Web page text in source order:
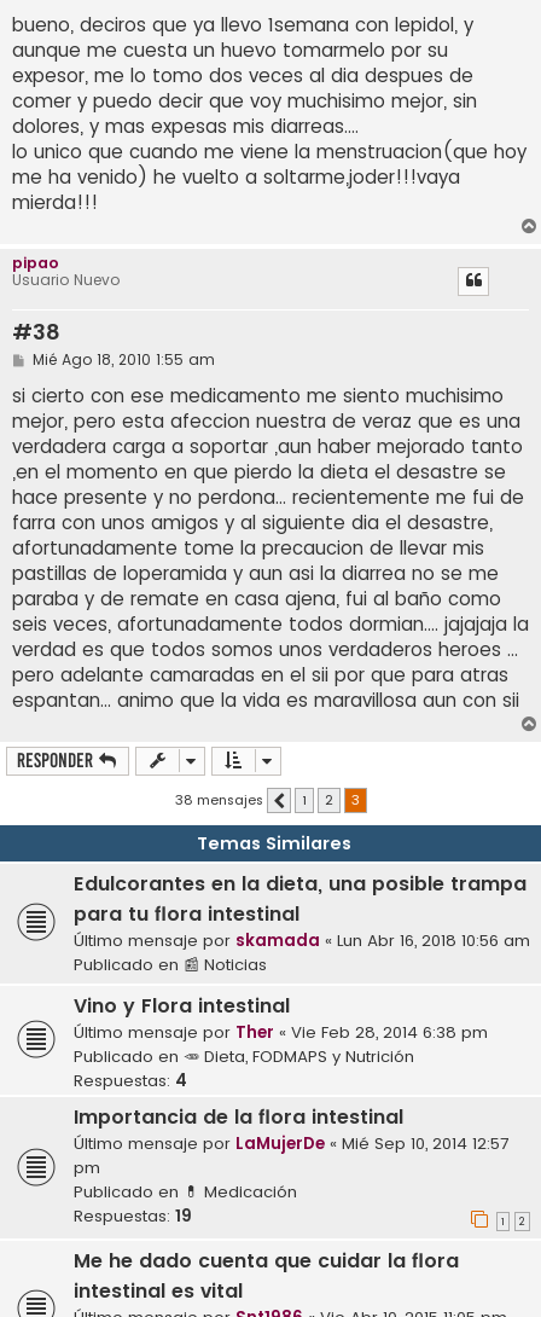
n
s
a
j
e
bueno, deciros que ya llevo 1semana con lepidol, y
aunque me cuesta un huevo tomarmelo por su
expesor, me lo tomo dos veces al dia despues de
comer y puedo decir que voy muchisimo mejor, sin
dolores, y mas expesas mis diarreas....
lo unico que cuando me viene la menstruacion(que hoy
me ha venido) he vuelto a soltarme,joder!!!vaya
mierda!!!
pipao
Usuario Nuevo
#38
M
n
s
a
j
e
Mié Ago 18, 2010 1:55 am
si cierto con ese medicamento me siento muchisimo
mejor, pero esta afeccion nuestra de veraz que es una
verdadera carga a soportar ,aun haber mejorado tanto
,en el momento en que pierdo la dieta el desastre se
hace presente y no perdona... recientemente me fui de
farra con unos amigos y al siguiente dia el desastre,
afortunadamente tome la precaucion de llevar mis
pastillas de loperamida y aun asi la diarrea no se me
paraba y de remate en casa ajena, fui al baño como
seis veces, afortunadamente todos dormian.... jajajaja la
verdad es que todos somos unos verdaderos heroes ...
pero adelante camaradas en el sii por que para atras
espantan... animo que la vida es maravillosa aun con sii
Responder
38 mensajes Anterior
1 2 3
Temas Similares
Edulcorantes en la dieta, una posible trampa
para tu flora intestinal
Último mensaje por skamada « Lun Abr 16, 2018 10:56 am
Publicado en 📰 Noticias
Vino y Flora intestinal
Último mensaje por Ther « Vie Feb 28, 2014 6:38 pm
Publicado en 🥕 Dieta, FODMAPS y Nutrición
Respuestas: 4
Importancia de la flora intestinal
Último mensaje por LaMujerDe « Mié Sep 10, 2014 12:57
pm
Publicado en 💊 Medicación
Respuestas: 19 1 2
Me he dado cuenta que cuidar la flora
intestinal es vital